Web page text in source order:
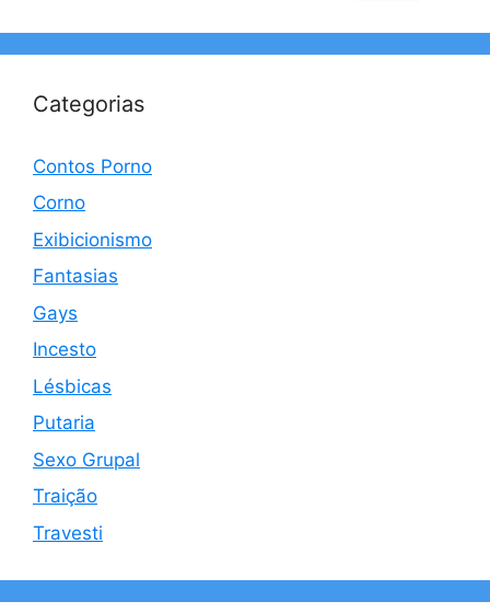
Categorias
Contos Porno
Corno
Exibicionismo
Fantasias
Gays
Incesto
Lésbicas
Putaria
Sexo Grupal
Traição
Travesti